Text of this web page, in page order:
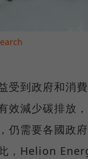
受到政府和消
效減少碳排放
仍需要各國政
，Helion